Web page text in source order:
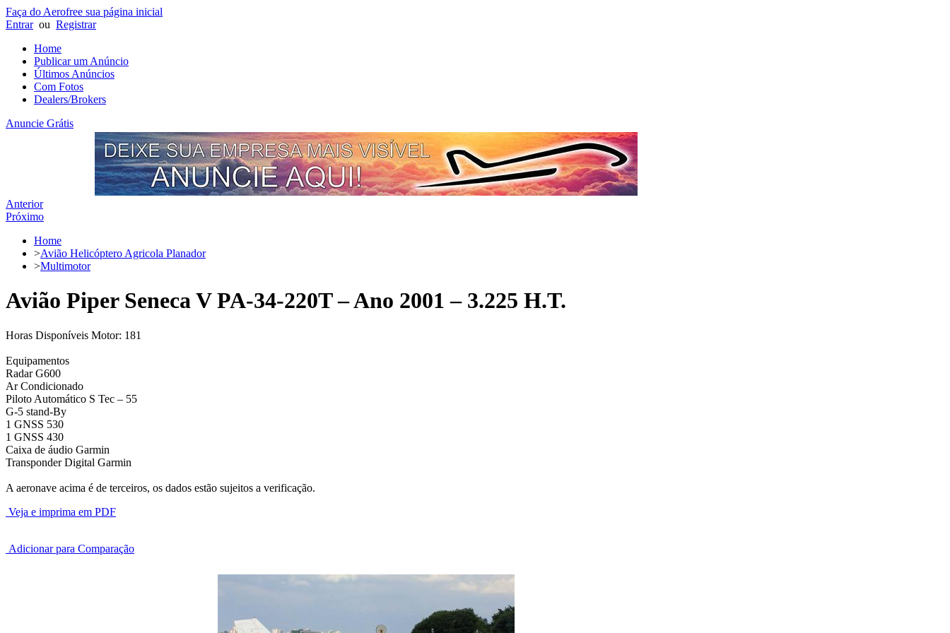
Faça do Aerofree sua página inicial
Entrarou Registrar
Home
Publicar um Anúncio
Últimos Anúncios
Com Fotos
Dealers/Brokers
Anuncie Grátis
Anterior
Próximo
Home
>Avião Helicóptero Agricola Planador
>Multimotor
Avião Piper Seneca V PA-34-220T – Ano 2001 – 3.225 H.T.
Horas Disponíveis Motor: 181
Equipamentos
Radar G600
Ar Condicionado
Piloto Automático S Tec – 55
G-5 stand-By
1 GNSS 530
1 GNSS 430
Caixa de áudio Garmin
Transponder Digital Garmin
A aeronave acima é de terceiros, os dados estão sujeitos a verificação.
Veja e imprima em PDF
Adicionar para Comparação